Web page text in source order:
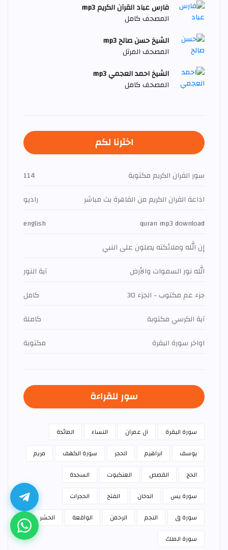
فارس عباد القرآن الكريم mp3
المصحف كامل
الشيخ حسن صالح mp3
المصحف المرتل
الشيخ احمد العجمي mp3
المصحف كامل
اخترنا لكم
سور القران الكريم مكتوبة
114
اذاعة القران الكريم من القاهرة بث مباشر
راديو
quran mp3 download
english
إن الله وملائكته يصلون على النبي
الله نور السموات والأرض
آية النور
جزء عم مكتوب - الجزء 30
كامل
آية الكرسي مكتوبة
كاملة
اواخر سورة البقرة
مكتوبة
سور للقراءة
سورة البقرة آل عمران النساء
المائدة
يوسف
ابراهيم الحجر سورة الكهف
مريم
الحج
القصص العنكبوت
السجدة
سورة يس
الدخان الفتح
الحجرات
سورة ق
النجم الرحمن الواقعة
الحشر
سورة الملك